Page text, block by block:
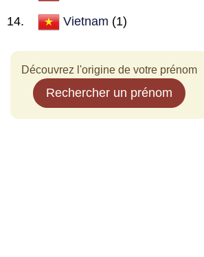
Vietnam (1)
Découvrez l'origine de votre prénom
Rechercher un prénom